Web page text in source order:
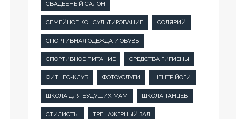
СВАДЕБНЫЙ САЛОН
СЕМЕЙНОЕ КОНСУЛЬТИРОВАНИЕ СОЛЯРИЙ
СПОРТИВНАЯ ОДЕЖДА И ОБУВЬ
СПОРТИВНОЕ ПИТАНИЕ СРЕДСТВА ГИГИЕНЫ
ФИТНЕС-КЛУБ ФОТОУСЛУГИ ЦЕНТР ЙОГИ
ШКОЛА ДЛЯ БУДУЩИХ МАМ ШКОЛА ТАНЦЕВ
СТИЛИСТЫ ТРЕНАЖЕРНЫЙ ЗАЛ